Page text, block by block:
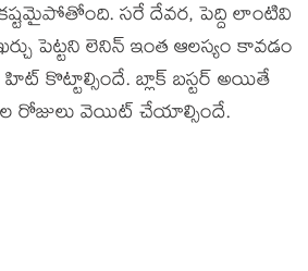
సరే దేవర, పెద్ది లాంటివి
పెట్టని లెనిన్ ఇంత ఆలస్యం కావడం
కొట్టాల్సిందే. బ్లాక్ బస్టర్ అయితే
రోజులు వెయిట్ చేయాల్సిందే.